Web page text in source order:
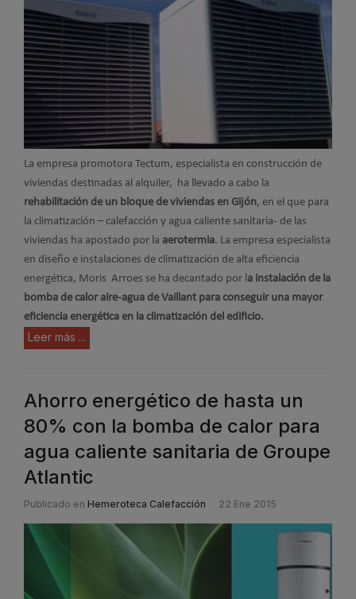
La empresa promotora Tectum, especialista en construcción de
viviendas destinadas al alquiler, ha llevado a cabo la
rehabilitación de un bloque de viviendas en Gijón, en el que para
la climatización – calefacción y agua caliente sanitaria- de las
viviendas ha apostado por la aerotermia. La empresa especialista
en diseño e instalaciones de climatización de alta eficiencia
energética, Moris Arroes se ha decantado por l a instalación de la
bomba de calor aire-agua de Vaillant para conseguir una mayor
eficiencia energética en la climatización del edificio.
Leer más ...
Ahorro energético de hasta un
80% con la bomba de calor para
agua caliente sanitaria de Groupe
Atlantic
Publicado en Hemeroteca Calefacción 22 Ene 2015